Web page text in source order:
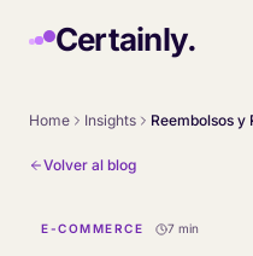
Certainly.
Home Insights
Volver al blog
E-COMMERCE 7 min